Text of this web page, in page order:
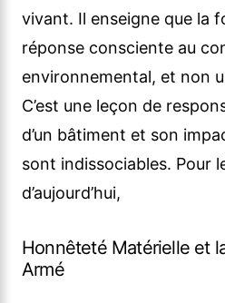
vivant. Il enseigne que la
réponse consciente au
environnemental, et non
C’est une leçon de
d’un bâtiment et son
sont indissociables. Pour
d’aujourd’hui,
Honnêteté Matérielle et
Armé